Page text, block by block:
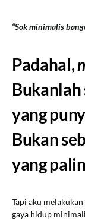
“Sok minimalis
Padahal,
yang
Bukan
yang
Tapi aku
gaya hidup